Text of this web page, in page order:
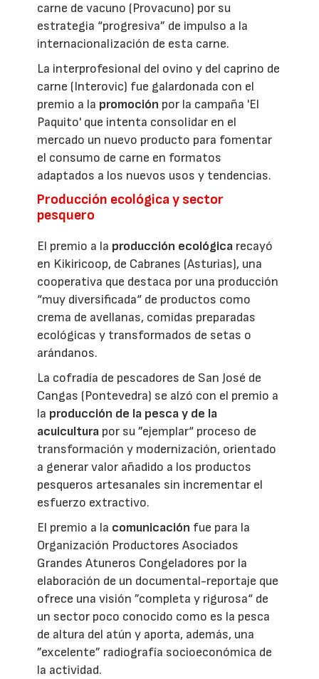
carne de vacuno (Provacuno) por su
estrategia “progresiva” de impulso a la
internacionalización de esta carne.
La interprofesional del ovino y del caprino de
carne (Interovic) fue galardonada con el
premio a la promoción por la campaña 'El
Paquito' que intenta consolidar en el
mercado un nuevo producto para fomentar
el consumo de carne en formatos
adaptados a los nuevos usos y tendencias.
Producción ecológica y sector
pesquero
El premio a la producción ecológica recayó
en Kikiricoop, de Cabranes (Asturias), una
cooperativa que destaca por una producción
“muy diversificada“ de productos como
crema de avellanas, comidas preparadas
ecológicas y transformados de setas o
arándanos.
La cofradía de pescadores de San José de
Cangas (Pontevedra) se alzó con el premio a
la producción de la pesca y de la
acuicultura por su ”ejemplar“ proceso de
transformación y modernización, orientado
a generar valor añadido a los productos
pesqueros artesanales sin incrementar el
esfuerzo extractivo.
El premio a la comunicación fue para la
Organización Productores Asociados
Grandes Atuneros Congeladores por la
elaboración de un documental-reportaje que
ofrece una visión ”completa y rigurosa“ de
un sector poco conocido como es la pesca
de altura del atún y aporta, además, una
”excelente” radiografía socioeconómica de
la actividad.